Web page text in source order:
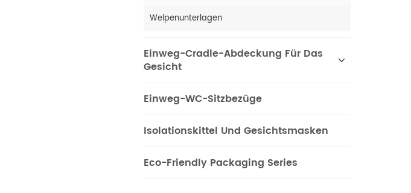
Welpenunterlagen
Einweg-Cradle-Abdeckung Für Das
Gesicht
Einweg-WC-Sitzbezüge
Isolationskittel Und Gesichtsmasken
Eco-Friendly Packaging Series